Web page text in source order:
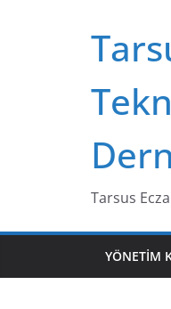
Tarsus
YÖNETIM